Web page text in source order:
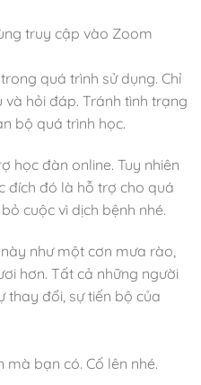
truy cập vào Zoom
quá trình sử dụng. Chỉ
hỏi đáp. Tránh tình trạng
bộ quá trình học.
học đàn online. Tuy nhiên
đích đó là hỗ trợ cho quá
cuộc vì dịch bệnh nhé.
như một cơn mưa rào,
hơn. Tất cả những người
thay đổi, sự tiến bộ của
bạn có. Cố lên nhé.